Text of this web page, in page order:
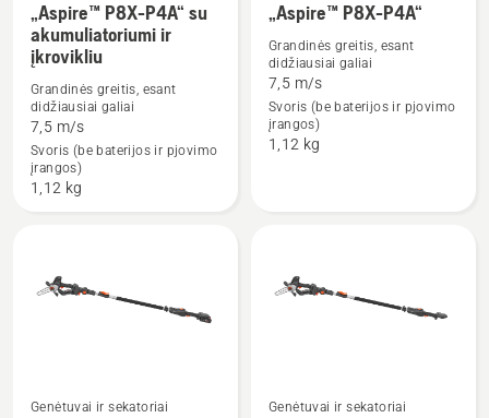
Žiūrėti
daugiau
detalių
apie
„Aspire™
P8X-
P4A“
įkrovikliu
„Aspire™ P8X-P4A“ su
akumuliatoriumi ir
įkrovikliu
Grandinės greitis, esant
didžiausiai galiai
7,5 m/s
Svoris (be baterijos ir pjovimo
įrangos)
1,12 kg
Žiūrėti
daugiau
detalių
apie
„Aspire™
P8X-
„Aspire™ P8X-P4A“
Grandinės greitis, esant
didžiausiai galiai
7,5 m/s
Svoris (be baterijos ir pjovimo
įrangos)
1,12 kg
Genėtuvai ir sekatoriai Genėtuvai ir sekatoriai